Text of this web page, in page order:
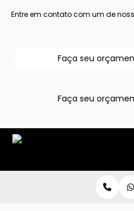
Entre em contato com um de
Faça seu
Faça seu